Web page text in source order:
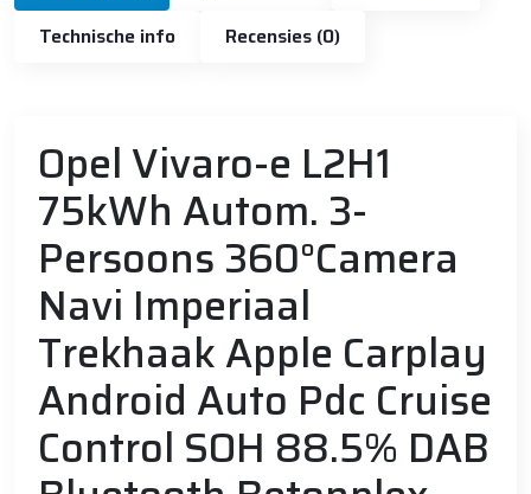
Technische info
Recensies (0)
Opel Vivaro-e L2H1
75kWh Autom. 3-
Persoons 360°Camera
Navi Imperiaal
Trekhaak Apple Carplay
Android Auto Pdc Cruise
Control SOH 88.5% DAB